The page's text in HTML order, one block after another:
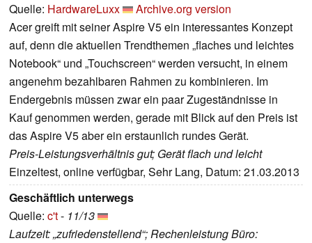
Quelle: HardwareLuxx
Archive.org version
Acer greift mit seiner Aspire V5 ein interessantes Konzept
auf, denn die aktuellen Trendthemen „flaches und leichtes
Notebook“ und „Touchscreen“ werden versucht, in einem
angenehm bezahlbaren Rahmen zu kombinieren. Im
Endergebnis müssen zwar ein paar Zugeständnisse in
Kauf genommen werden, gerade mit Blick auf den Preis ist
das Aspire V5 aber ein erstaunlich rundes Gerät.
Preis-Leistungsverhältnis gut; Gerät flach und leicht
Einzeltest, online verfügbar, Sehr Lang, Datum: 21.03.2013
Geschäftlich unterwegs
Quelle: c't- 11/13
Laufzeit: „zufriedenstellend“; Rechenleistung Büro: